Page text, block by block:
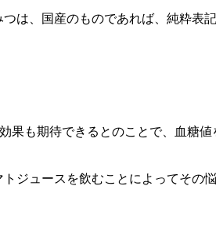
は、国産のものであれば、純粋表
も期待できるとのことで、血糖
ジュースを飲むことによってその